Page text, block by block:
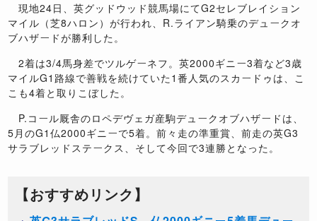
現地24日、英グッドウッド競馬場にてG2セレブレイション
マイル（芝8ハロン）が行われ、R.ライアン騎乗のデュークオ
ブハザードが勝利した。
2着は3/4馬身差でツルゲーネフ。英2000ギニー3着など3歳
マイルG1路線で善戦を続けていた1番人気のスカードゥは、こ
こも4着と取りこぼした。
P.コール厩舎のロペデヴェガ産駒デュークオブハザードは、
5月のG1仏2000ギニーで5着。前々走の準重賞、前走の英G3
サラブレッドステークス、そして今回で3連勝となった。
【おすすめリンク】